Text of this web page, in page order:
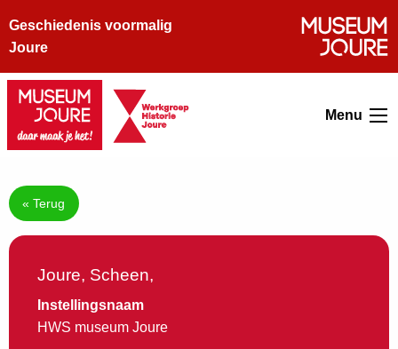
Geschiedenis voormalig
Joure
Menu
« Terug
Joure, Scheen,
Instellingsnaam
HWS museum Joure